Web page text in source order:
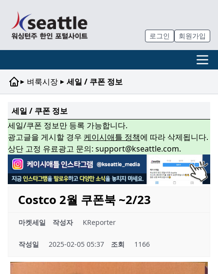
로그인 회원가입
▸ 벼룩시장 ▸ 세일 / 쿠폰 정보
세일 / 쿠폰 정보
세일/쿠폰 정보만 등록 가능합니다.
광고글을 게시할 경우 케이시애틀 정책에 따라 삭제됩니다.
상단 고정 유료광고 문의: support@kseattle.com.
Costco 2월 쿠폰북 ~2/23
마켓세일 작성자 KReporter
작성일 2025-02-05 05:37 조회 1166